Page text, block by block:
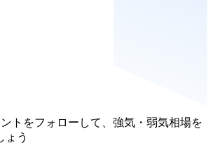
トをフォローして、強気・弱気相場を
ょう